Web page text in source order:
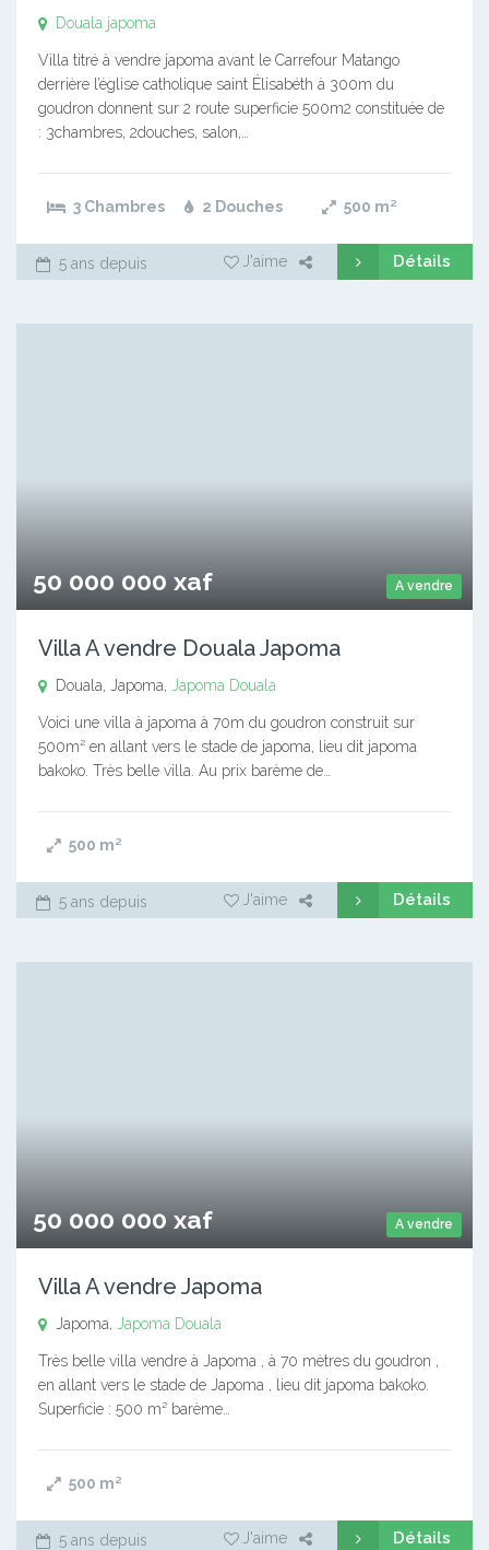
Douala japoma
Villa titré à vendre japoma avant le Carrefour Matango
derrière l’église catholique saint Élisabéth à 300m du
goudron donnent sur 2 route superficie 500m2 constituée de
: 3chambres, 2douches, salon,…
3 Chambres 2 Douches 500 m²
5 ans depuis J'aime Détails
A vendre
50 000 000 xaf
Villa A vendre Douala Japoma
Douala, Japoma, Japoma Douala
Voici une villa à japoma à 70m du goudron construit sur
500m² en allant vers le stade de japoma, lieu dit japoma
bakoko. Très belle villa. Au prix barème de…
500 m²
5 ans depuis J'aime Détails
A vendre
50 000 000 xaf
Villa A vendre Japoma
Japoma, Japoma Douala
Très belle villa vendre à Japoma , à 70 mètres du goudron ,
en allant vers le stade de Japoma , lieu dit japoma bakoko.
Superficie : 500 m² barème…
500 m²
5 ans depuis J'aime Détails